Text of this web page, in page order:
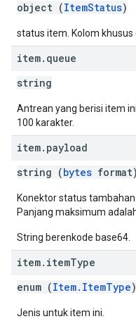
object (ItemStatus)
status item. Kolom khusus
item. queue
string
Antrean yang berisi item
100 karakter.
item. payload
string (bytes format)
Konektor status
Panjang maksimum
String berenkode base64.
item. itemType
enum (Item.ItemType)
Jenis untuk item ini.